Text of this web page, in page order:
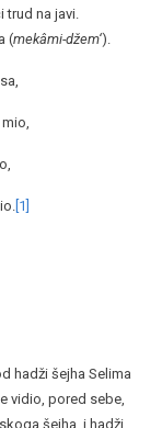
na javi.
(mekâmi-džem‘).
[1]
hadži šejha Selima
vidio, pored sebe,
šejha, i hadži